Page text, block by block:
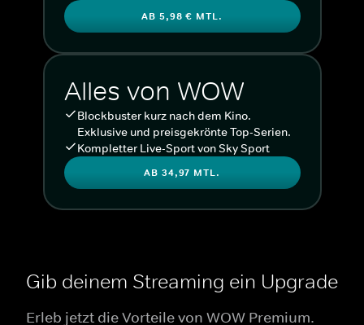
AB 5,98 € MTL.
Alles von WOW
Blockbuster kurz nach dem Kino.
Exklusive und preisgekrönte Top-Serien.
Kompletter Live-Sport von Sky Sport
AB 34,97 MTL.
Gib deinem Streaming ein Upgrade
Erleb jetzt die Vorteile von WOW Premium.